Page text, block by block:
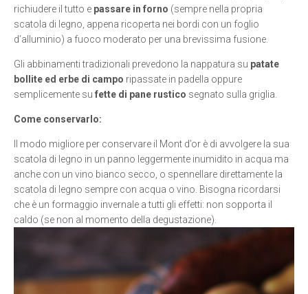
richiudere il tutto e passare in forno (sempre nella propria
scatola di legno, appena ricoperta nei bordi con un foglio
d’alluminio) a fuoco moderato per una brevissima fusione.
Gli abbinamenti tradizionali prevedono la nappatura su patate
bollite ed erbe di campo ripassate in padella oppure
semplicemente su fette di pane rustico segnato sulla griglia.
Come conservarlo:
Il modo migliore per conservare il Mont d’or è di avvolgere la sua
scatola di legno in un panno leggermente inumidito in acqua ma
anche con un vino bianco secco, o spennellare direttamente la
scatola di legno sempre con acqua o vino. Bisogna ricordarsi
che è un formaggio invernale a tutti gli effetti: non sopporta il
caldo (se non al momento della degustazione).